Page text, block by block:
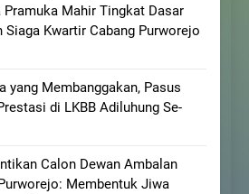
Pramuka Mahir Tingkat Dasar
Siaga Kwartir Cabang Purworejo
yang Membanggakan, Pasus
di LKBB Adiluhung Se-
Calon Dewan Ambalan
Membentuk Jiwa